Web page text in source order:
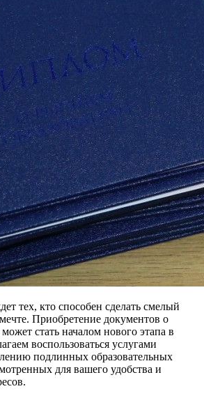
тех, кто способен сделать смелый
Приобретение документов о
стать началом нового этапа в
воспользоваться услугами
подлинных образовательных
для вашего удобства и